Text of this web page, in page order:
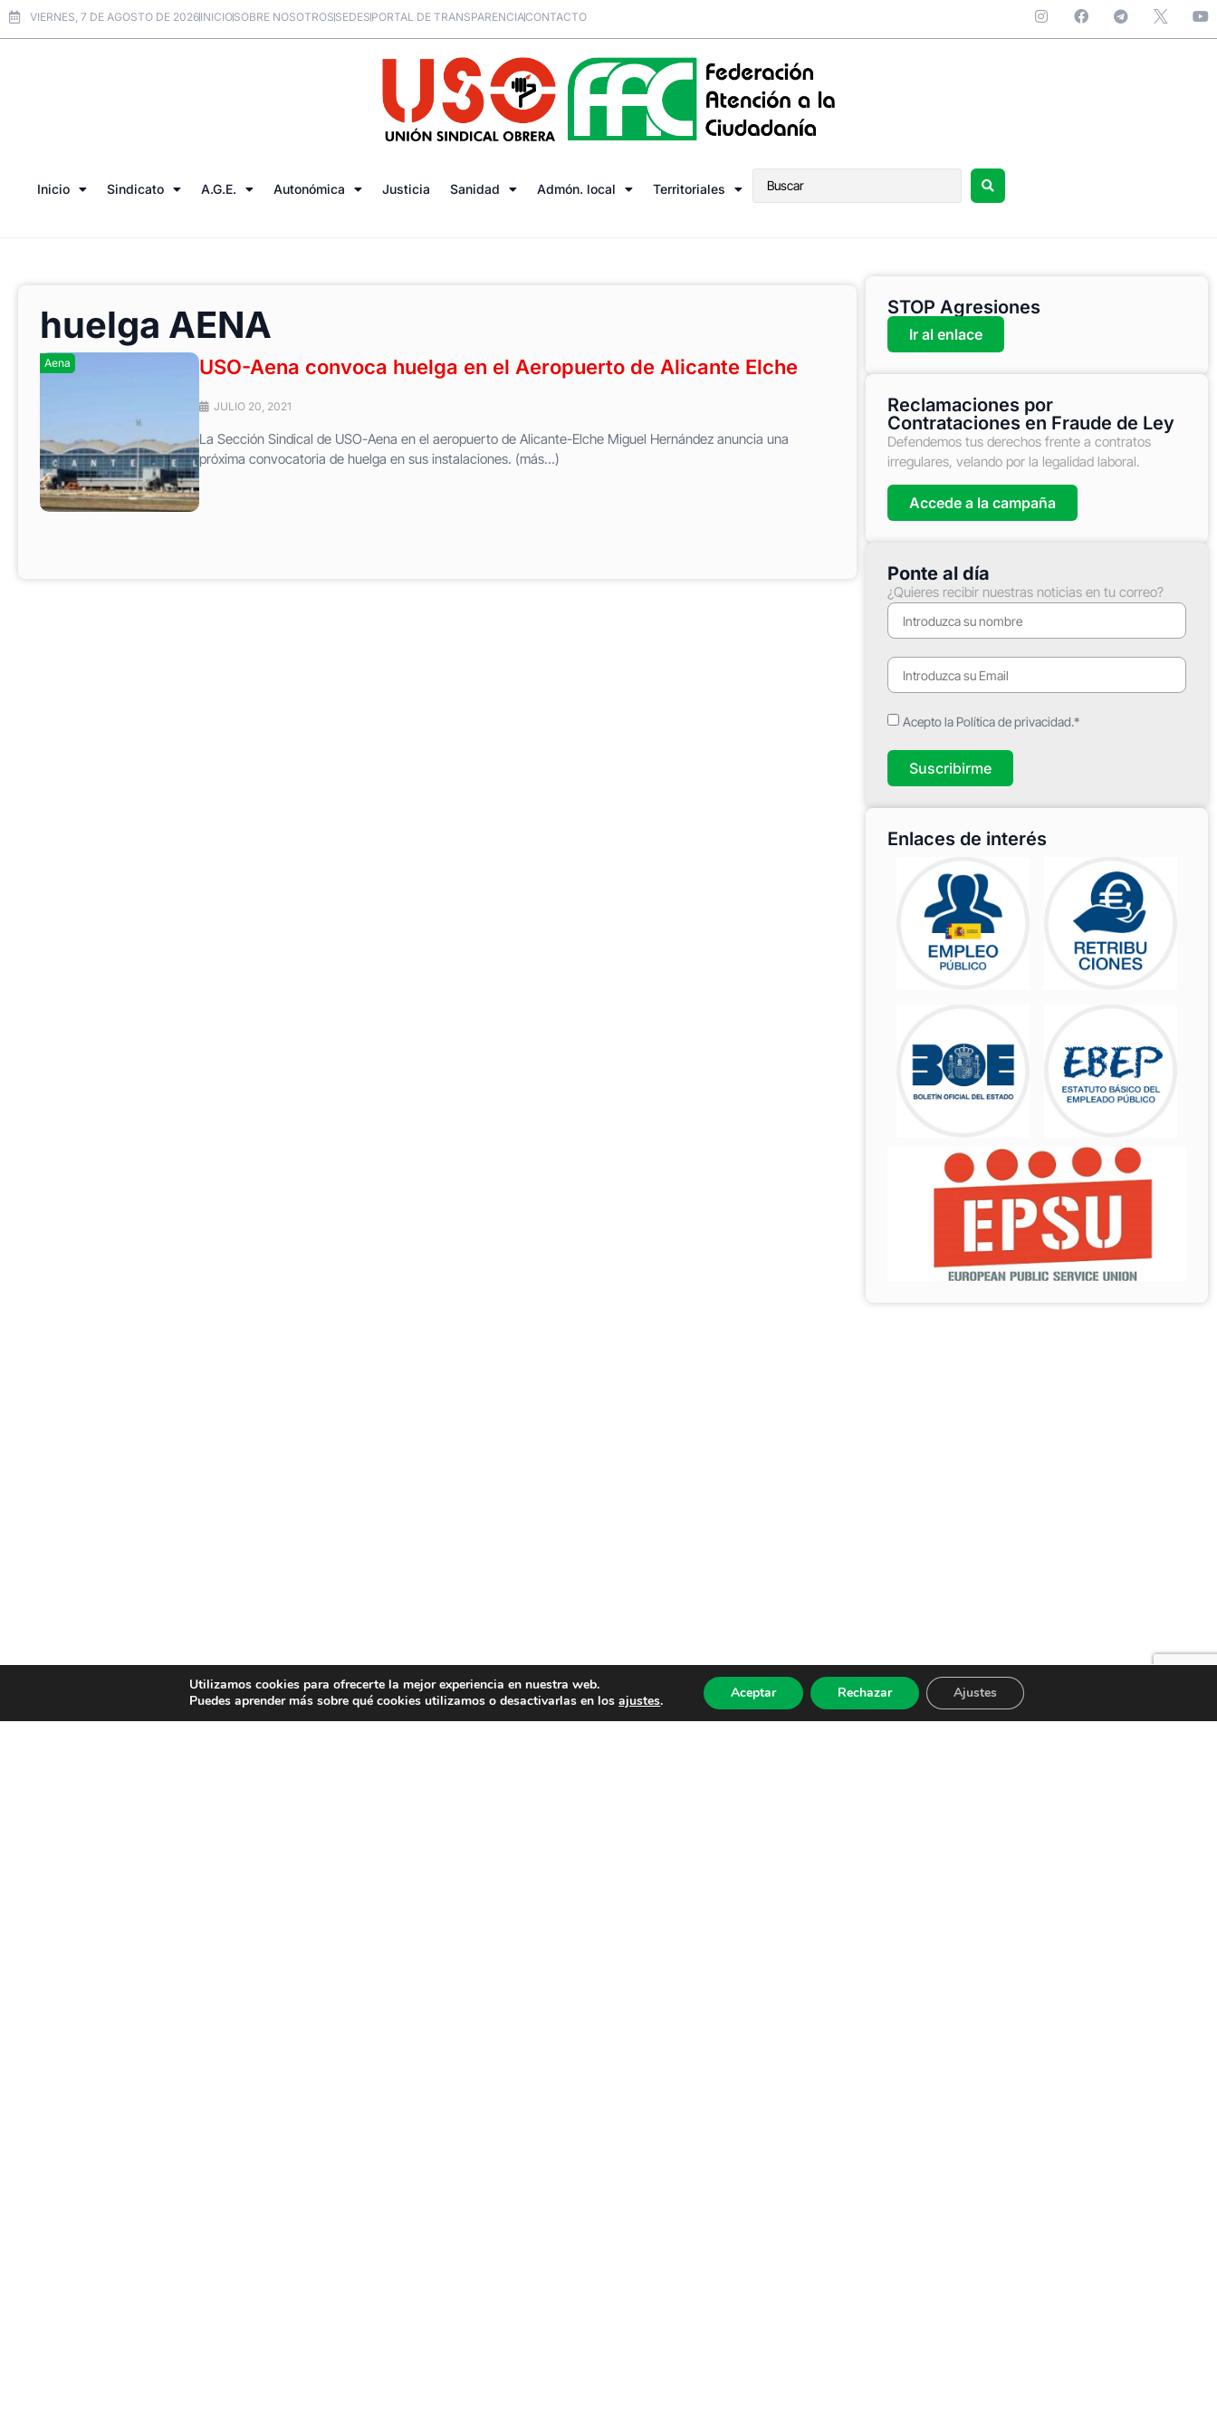
VIERNES, 7 DE AGOSTO DE 2026INICIOSOBRE NOSOTROSSEDESPORTAL DE TRANSPARENCIACONTACTO
Inicio Sindicato A.G.E. Autonómica Justicia Sanidad Admón. local Territoriales
huelga AENA
Aena USO-Aena convoca huelga en el Aeropuerto de Alicante Elche
JULIO 20, 2021
La Sección Sindical de USO-Aena en el aeropuerto de Alicante-Elche Miguel Hernández anuncia una
próxima convocatoria de huelga en sus instalaciones. (más…)
STOP Agresiones
Ir al enlace
Reclamaciones por
Contrataciones en Fraude de Ley
Defendemos tus derechos frente a contratos
irregulares, velando por la legalidad laboral.
Accede a la campaña
Ponte al día
¿Quieres recibir nuestras noticias en tu correo?
Acepto la Política de privacidad.*
Suscribirme
Enlaces de interés
Utilizamos cookies para ofrecerte la mejor experiencia en nuestra web.
Puedes aprender más sobre qué cookies utilizamos o desactivarlas en losajustes. Aceptar Rechazar Ajustes